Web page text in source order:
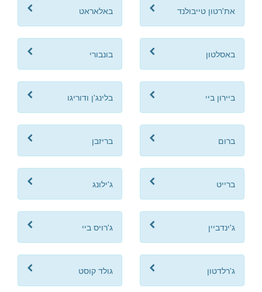
את'רטון טייבולנד באלאראט
באסלטון בונבורי
ביירון ביי בלינג'ן ודוריגו
ברום בריזבן
ברייט ג'ילונג
ג'ינדביין ג'רויס ביי
ג'רלדטון גולד קוסט